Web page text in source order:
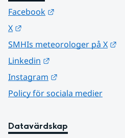
Facebook
X
SMHIs meteorologer på X
Linkedin
Instagram
Policy för sociala medier
Datavärdskap